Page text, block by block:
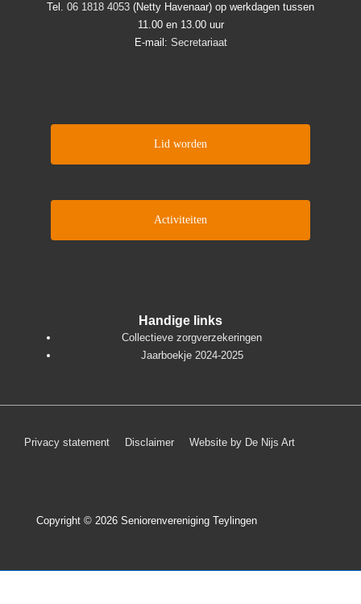
Tel. 06 1818 4053 (Netty Havenaar) op werkdagen tussen
11.00 en 13.00 uur
E-mail: Secretariaat
Lid worden
Activiteiten
Handige links
Collectieve zorgverzekeringen
Jaarboekje 2024-2025
Footer
Privacy statement Disclaimer Website by De Nijs Art
Copyright © 2026 Seniorenvereniging Teylingen